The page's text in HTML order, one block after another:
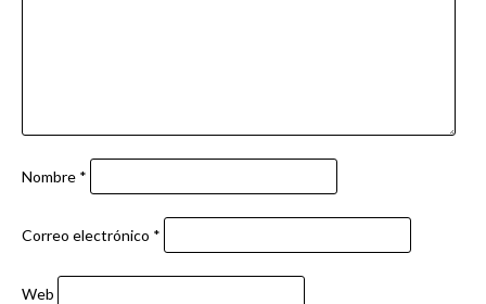
Nombre *
Correo electrónico *
Web